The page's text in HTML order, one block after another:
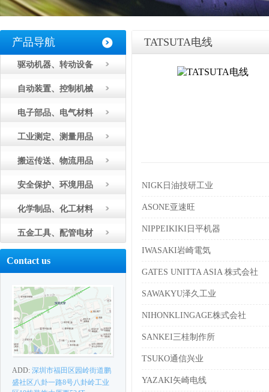
产品导航
驱动机器、转动设备
自动装置、控制机械
电子部品、电气材料
工业测定、测量用品
搬运传送、物流用品
安全保护、环境用品
化学制品、化工材料
五金工具、配管电材
Contact us
ADD: 深圳市福田区园岭街道鹏
盛社区八卦一路8号八卦岭工业
TATSUTA电线
NIGK日油技研工业
ASONE亚速旺
NIPPEIKIKI日平机器
IWASAKI岩崎電気
GATES UNITTA ASIA 株式会社
SAWAKYU泽久工业
NIHONKLINGAGE株式会社
SANKEI三桂制作所
TSUKO通信兴业
YAZAKI矢崎电线